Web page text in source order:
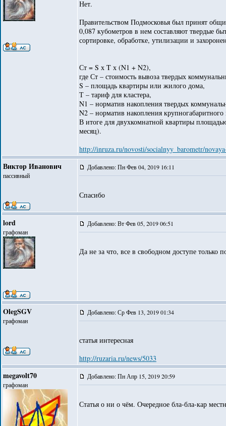
Нет.
Правительством Подмосковья был принят
0,087 кубометров в нем составляют твердые
сортировке, обработке, утилизации и
Ст = S х T х (N1 + N2),
где Ст – стоимость вывоза твердых
S – площадь квартиры или жилого дома,
Т – тариф для кластера,
N1 – норматив накопления твердых
N2 – норматив накопления крупногабаритного
В итоге для двухкомнатной квартиры
месяц).
http://inruza.ru/novosti/socialnyy_barometr/
Виктор Иванович
пассивный
Добавлено: Пн Фев 04, 2019 16:11
Спасибо
lord
графоман
Добавлено: Вт Фев 05, 2019 06:51
Да не за что, все в свободном доступе только
OlegSGV
графоман
Добавлено: Ср Фев 13, 2019 01:34
статья интересная
http://ruzaria.ru/news/5033
megavolt70
графоман
Добавлено: Пн Апр 15, 2019 20:59
Статья о ни о чём. Очередное бла-бла-кар